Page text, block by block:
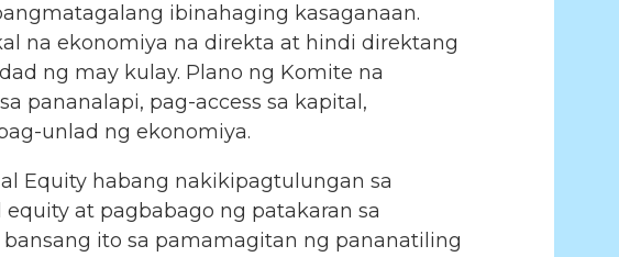
ibinahaging kasaganaan.
na ekonomiya na direkta at hindi direktang
ng may kulay. Plano ng Komite na
pananalapi, pag-access sa kapital,
unlad ng ekonomiya.
Equity habang nakikipagtulungan sa
at pagbabago ng patakaran sa
ito sa pamamagitan ng pananatiling